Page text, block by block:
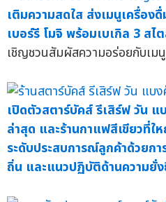
เติมความสดใส ส่งเมนูเครื่อง
เบอร์รี โมจิ พร้อมเบเกิล 3 สไ
เชิญชวนสัมผัสความอร่อยกับเมนู
เปิดตัวสตาร์บัคส์ รีเสิร์ฟ วัน
ล่าสุด และร้านกาแฟสีเขียวที่ใ
ระดับประสบการณ์ลูกค้าด้วย
ถิ่น และแนวปฏิบัติด้านความยั่